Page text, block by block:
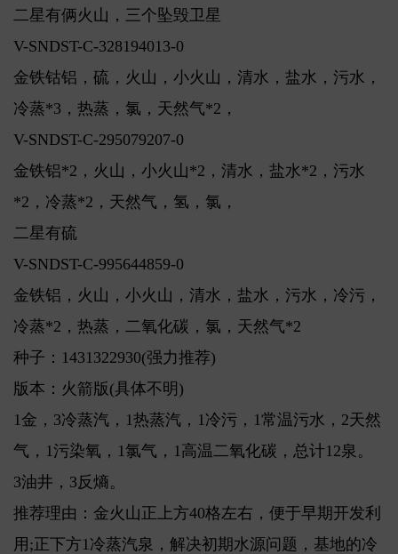
二星有俩火山，三个坠毁卫星
V-SNDST-C-328194013-0
金铁钴铝，硫，火山，小火山，清水，盐水，污水，
冷蒸*3，热蒸，氯，天然气*2，
V-SNDST-C-295079207-0
金铁铝*2，火山，小火山*2，清水，盐水*2，污水
*2，冷蒸*2，天然气，氢，氯，
二星有硫
V-SNDST-C-995644859-0
金铁铝，火山，小火山，清水，盐水，污水，冷污，
冷蒸*2，热蒸，二氧化碳，氯，天然气*2
种子：1431322930(强力推荐)
版本：火箭版(具体不明)
1金，3冷蒸汽，1热蒸汽，1冷污，1常温污水，2天然
气，1污染氧，1氯气，1高温二氧化碳，总计12泉。
3油井，3反熵。
推荐理由：金火山正上方40格左右，便于早期开发利
用;正下方1冷蒸汽泉，解决初期水源问题，基地的冷